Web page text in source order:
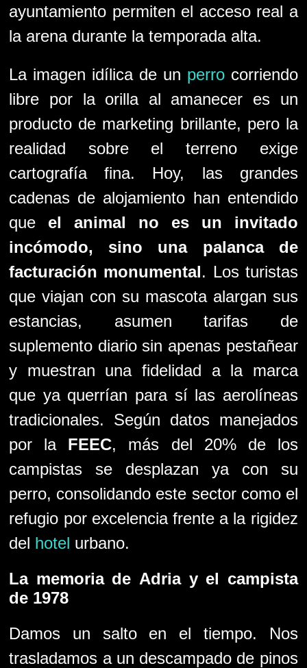
ayuntamiento permiten el acceso real a
la arena durante la temporada alta.
La imagen idílica de un perrocorriendo
libre por la orilla al amanecer es un
producto de marketing brillante, pero la
realidad sobre el terreno exige
cartografía fina. Hoy, las grandes
cadenas de alojamiento han entendido
que el animal no es un invitado
incómodo, sino una palanca de
facturación monumental. Los turistas
que viajan con su mascota alargan sus
estancias, asumen tarifas de
suplemento diario sin apenas pestañear
y muestran una fidelidad a la marca
que ya querrían para sí las aerolíneas
tradicionales. Según datos manejados
por la FEEC, más del 20% de los
campistas se desplazan ya con su
perro, consolidando este sector como el
refugio por excelencia frente a la rigidez
del hotel urbano.
La memoria de Adriay el campista
de 1978
Damos un salto en el tiempo. Nos
trasladamos a un descampado de pinos